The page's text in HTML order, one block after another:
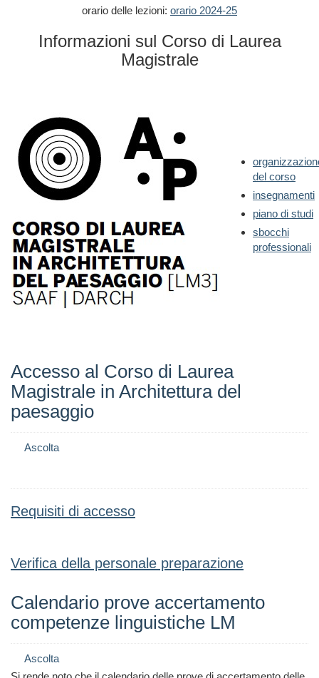
orario delle lezioni: orario 2024-25
Informazioni sul Corso di Laurea
Magistrale
del corso
insegnamenti
piano di studi
sbocchi
professionali
Accesso al Corso di Laurea
Magistrale in Architettura del
paesaggio
Ascolta
Requisiti di accesso
Verifica della personale preparazione
Calendario prove accertamento
competenze linguistiche LM
Ascolta